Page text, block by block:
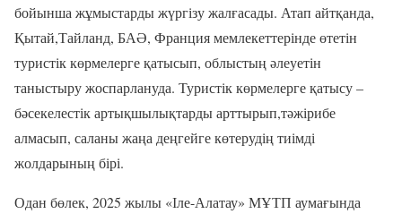
бойынша жұмыстарды жүргізу жалғасады. Атап айтқанда,
Қытай,Тайланд, БАӘ, Франция мемлекеттерінде өтетін
туристік көрмелерге қатысып, облыстың әлеуетін
таныстыру жоспарлануда. Туристік көрмелерге қатысу –
бәсекелестік артықшылықтарды арттырып,тәжірибе
алмасып, саланыжаңа деңгейге көтерудің тиімді
жолдарының бірі.
Одан бөлек, 2025 жылы «Іле-Алатау» МҰТП аумағында